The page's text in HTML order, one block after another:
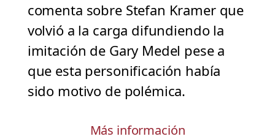
comenta sobre Stefan Kramer que
volvió a la carga difundiendo la
imitación de Gary Medel pese a
que esta personificación había
sido motivo de polémica.
Más información